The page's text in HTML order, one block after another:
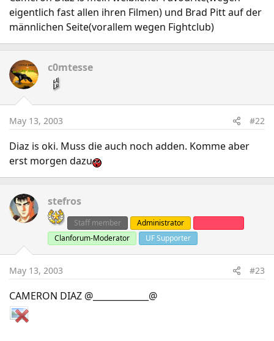
eigentlich fast allen ihren Filmen) und Brad Pitt auf der
männlichen Seite(vorallem wegen Fightclub)
c0mtesse
May 13, 2003 #22
Diaz is oki. Muss die auch noch adden. Komme aber
erst morgen dazu
stefros
Staff member Administrator
Clanforum-Moderator
UF Supporter
May 13, 2003 #23
CAMERON DIAZ @_____________@